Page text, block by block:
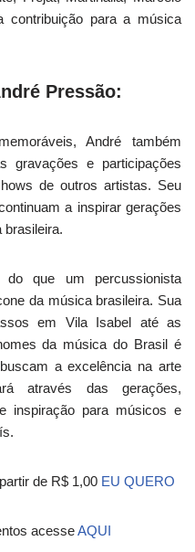
contribuição para a música
Pressão:
André também
gravações e participações
de outros artistas. Seu
a inspirar gerações
brasileira.
que um percussionista
da música brasileira. Sua
em Vila Isabel até as
da música do Brasil é
a excelência na arte
através das gerações,
inspiração para músicos e
de R$ 1,00 EU QUERO
acesseAQUI